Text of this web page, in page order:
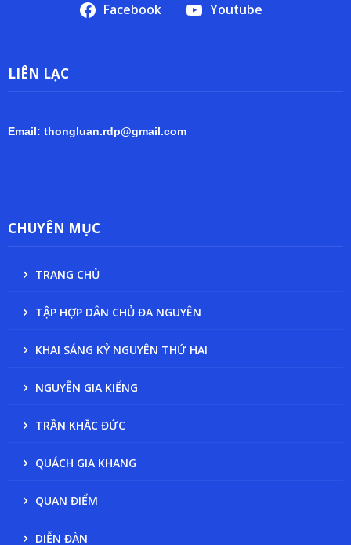
Facebook Youtube
LIÊN LẠC
Email: thongluan.rdp@gmail.com
CHUYÊN MỤC
TRANG CHỦ
TẬP HỢP DÂN CHỦ ĐA NGUYÊN
KHAI SÁNG KỶ NGUYÊN THỨ HAI
NGUYỄN GIA KIỂNG
TRẦN KHẮC ĐỨC
QUÁCH GIA KHANG
QUAN ĐIỂM
DIỄN ĐÀN